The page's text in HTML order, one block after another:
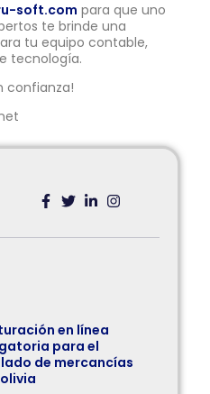
soft.com para que uno
te brinde una
tu equipo contable,
tecnología.
confianza!
en línea
para el
de mercancías